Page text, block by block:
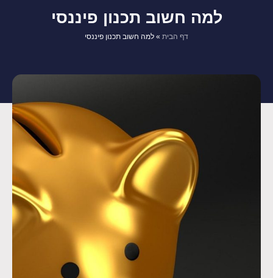
למה חשוב תכנון פיננסי
דף הבית » למה חשוב תכנון פיננסי